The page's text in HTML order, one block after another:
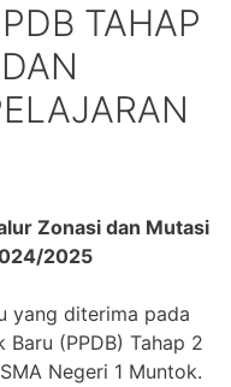
TAHAP
Zonasi dan Mutasi
2025
yang diterima pada
(PPDB) Tahap 2
Negeri 1 Muntok.